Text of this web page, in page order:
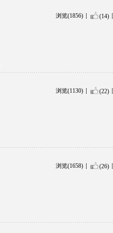
浏览(1856) (14)
浏览(1130) (22)
浏览(1658) (26)